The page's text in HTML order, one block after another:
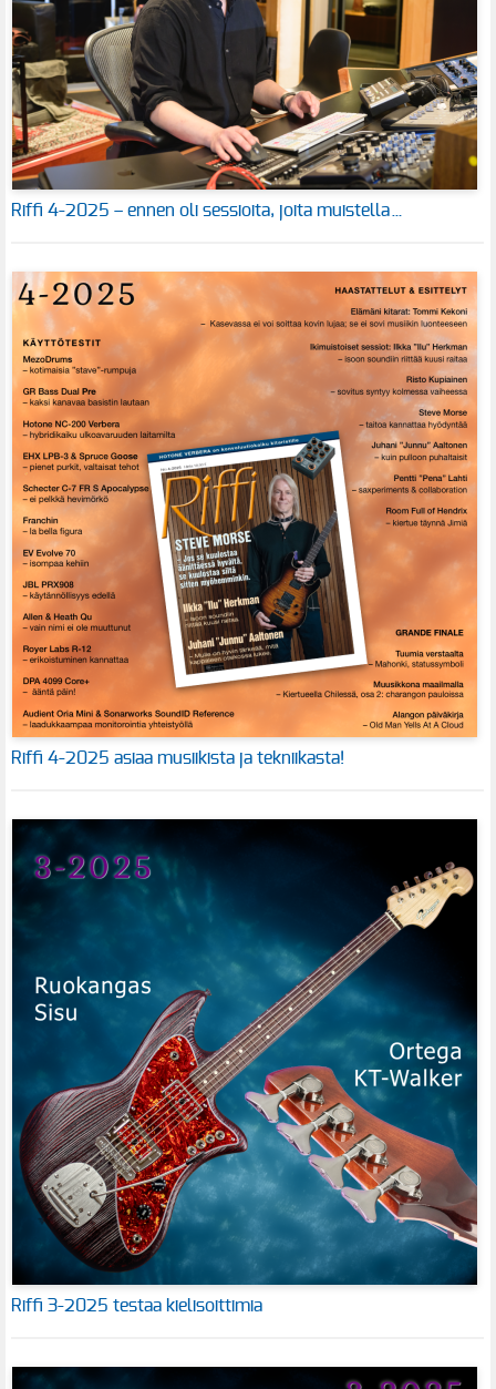
Riffi 4-2025 – ennen oli sessioita, joita muistella…
Riffi 4-2025 asiaa musiikista ja tekniikasta!
Riffi 3-2025 testaa kielisoittimia